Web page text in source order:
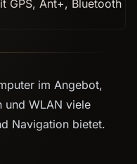
im Angebot,
und WLAN viele
Navigation bietet.